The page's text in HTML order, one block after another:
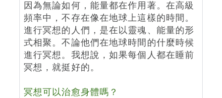
因為無論如何，能量都在作用著。在高級
頻率中，不存在像在地球上這樣的時間。
進行冥想的人們，是在以靈魂、能量的形
式相聚。不論他們在地球時間的什麼時候
進行冥想。我想說，如果每個人都在睡前
冥想，就挺好的。
冥想可以治愈身體嗎？